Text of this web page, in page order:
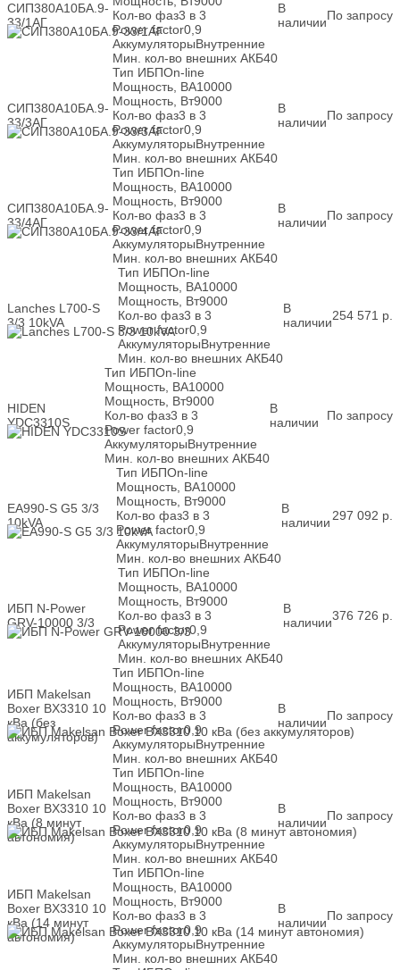
СИП380А10БА.9-
33/1АГ
Кол-во фаз3 в 3
Power factor0,9
АккумуляторыВнутренние
Мин. кол-во внешних АКБ40
В
наличииПо запросу
СИП380А10БА.9-
33/3АГ
Тип ИБПOn-line
Мощность, ВА10000
Мощность, Вт9000
Кол-во фаз3 в 3
Power factor0,9
АккумуляторыВнутренние
Мин. кол-во внешних АКБ40
В
наличииПо запросу
СИП380А10БА.9-
33/4АГ
Тип ИБПOn-line
Мощность, ВА10000
Мощность, Вт9000
Кол-во фаз3 в 3
Power factor0,9
АккумуляторыВнутренние
Мин. кол-во внешних АКБ40
В
наличииПо запросу
Lanches L700-S
3/3 10kVA
Тип ИБПOn-line
Мощность, ВА10000
Мощность, Вт9000
Кол-во фаз3 в 3
Power factor0,9
АккумуляторыВнутренние
Мин. кол-во внешних АКБ40
В
наличии254 571 р.
HIDEN
YDC3310S
Тип ИБПOn-line
Мощность, ВА10000
Мощность, Вт9000
Кол-во фаз3 в 3
Power factor0,9
АккумуляторыВнутренние
Мин. кол-во внешних АКБ40
В
наличии
По запросу
EA990-S G5 3/3
10kVA
Тип ИБПOn-line
Мощность, ВА10000
Мощность, Вт9000
Кол-во фаз3 в 3
Power factor0,9
АккумуляторыВнутренние
Мин. кол-во внешних АКБ40
В
наличии297 092 р.
ИБП N-Power
GRV-10000 3/3
Тип ИБПOn-line
Мощность, ВА10000
Мощность, Вт9000
Кол-во фаз3 в 3
Power factor0,9
АккумуляторыВнутренние
Мин. кол-во внешних АКБ40
В
наличии376 726 р.
ИБП Makelsan
Boxer BX3310 10
кВа (без
аккумуляторов)
Тип ИБПOn-line
Мощность, ВА10000
Мощность, Вт9000
Кол-во фаз3 в 3
Power factor0,9
АккумуляторыВнутренние
Мин. кол-во внешних АКБ40
В
наличииПо запросу
ИБП Makelsan
Boxer BX3310 10
кВа (8 минут
автономия)
Тип ИБПOn-line
Мощность, ВА10000
Мощность, Вт9000
Кол-во фаз3 в 3
Power factor0,9
АккумуляторыВнутренние
Мин. кол-во внешних АКБ40
В
наличииПо запросу
ИБП Makelsan
Boxer BX3310 10
кВа (14 минут
автономия)
Тип ИБПOn-line
Мощность, ВА10000
Мощность, Вт9000
Кол-во фаз3 в 3
Power factor0,9
АккумуляторыВнутренние
Мин. кол-во внешних АКБ40
В
наличииПо запросу